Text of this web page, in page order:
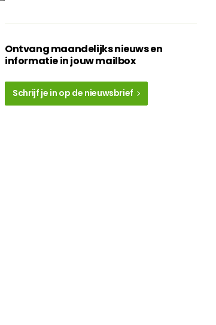
Ontvang maandelijks nieuws en
informatie in jouw mailbox
Schrijf je in op de nieuwsbrief